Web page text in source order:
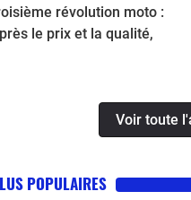
révolution moto :
le prix et la qualité,
Voir toute
POPULAIRES